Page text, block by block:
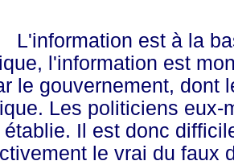
est à la
l'information est
le gouvernement, dont
Les politiciens eux-
établie. Il est donc
le vrai du faux